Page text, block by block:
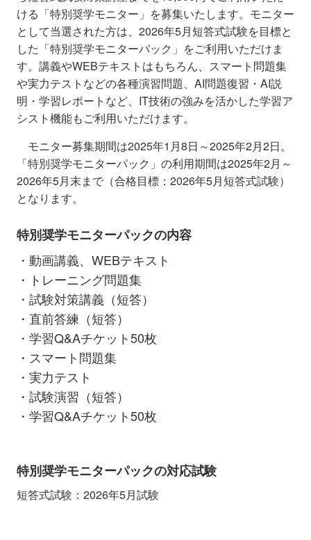
ける「特別奨学モニター 」を募集いたします。モニター
として当選された方は、2026年5月短答式試験を目標と
した「特別奨学モニターパック」をご利用いただけま
す。講義やWEBテキストはもちろん、スマート問題集
や実力テストなどの各種演習問題、AI問題復習・AI説
明・学習レポートなど、IT技術の強みを活かした学習ア
シスト機能もご利用いただけます。
モニター募集期間は2025年1月8日～2025年2月2日。
「特別奨学モニターパック」の利用期間は2025年2月～
2026年5月末まで（合格目標：2026年5月短答式試験）
となります。
特別奨学モニターパックの内容
・動画講義、WEBテキスト
・トレーニング問題集
・試験対策講義（短答）
・直前答練（短答）
・学習Q&Aチケット50枚
・スマート問題集
・実力テスト
・試験演習（短答）
・学習Q&Aチケット50枚
特別奨学モニターパックの対応試験
短答式試験：2026年5月試験